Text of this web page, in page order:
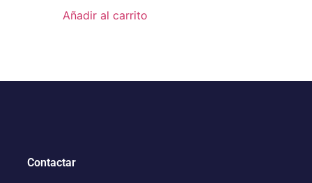
Añadir al carrito
Contactar